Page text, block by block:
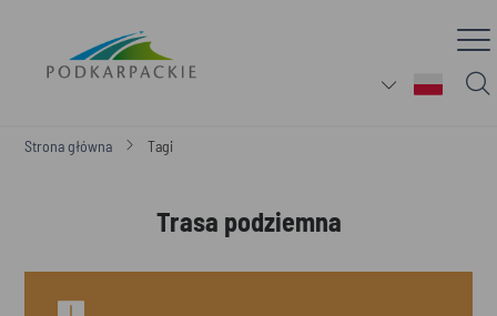
Strona główna Tagi
Trasa podziemna